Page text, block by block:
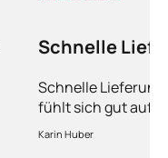
Schnelle
Schnelle Lieferung
fühlt sich gut
Fragen kann man
Karin Huber